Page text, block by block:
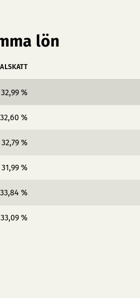
lön
32,99 %
32,60 %
32,79 %
31,99 %
33,84 %
33,09 %